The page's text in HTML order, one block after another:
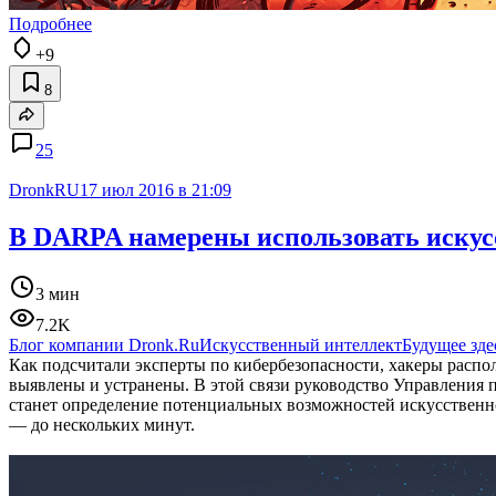
Подробнее
+9
8
25
DronkRU17 июл 2016 в 21:09
В DARPA намерены использовать
3 мин
7.2K
Блог компании Dronk.RuИскусственный интеллектБудущее
Как подсчитали эксперты по кибербезопасности, хакеры
выявлены и устранены. В этой связи руководство Управления
станет определение потенциальных возможностей
— до нескольких минут.